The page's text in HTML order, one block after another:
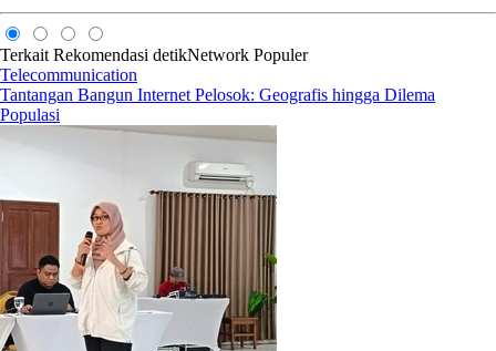
Terkait Rekomendasi detikNetwork Populer
Telecommunication
Tantangan Bangun Internet Pelosok: Geografis hingga Dilema
Populasi